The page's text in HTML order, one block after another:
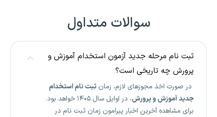
سوالات متداول
ثبت نام مرحله جدید آزمون استخدام آموزش و
پرورش چه تاریخی است؟
در صورت اخذ مجوزهای لازم، زمان ثبت نام استخدام
جدید آموزش و پرورش
، در اوایل سال ۱۴۰۵ خواهد بود.
برای مشاهده آخرین اخبار پیرامون زمان ثبت نام در